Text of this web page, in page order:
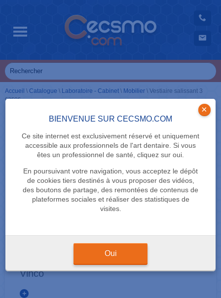
BIENVENUE SUR CECSMO.COM
Ce site internet est exclusivement réservé et uniquement
accessible aux professionnels de l'art dentaire. Si vous
êtes un professionnel de santé, cliquez sur oui.
En poursuivant votre navigation, vous acceptez le dépôt
de cookies tiers destinés à vous proposer des vidéos,
des boutons de partage, des remontées de contenus de
plateformes sociales et réaliser des statistiques de
visites.
×
Oui
Accueil \ Catalogue \ Laboratoire - Cabinet \ Mobilier \ Vestiaire salissant 3
cases
Vestiaire salissant 3 cases
Vinco
+